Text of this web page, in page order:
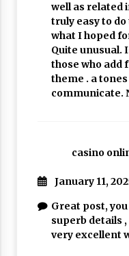
well as related
truly easy to
what I hoped
Quite unusual.
those who add
theme . a
communicate.
casino
January 11,
Great post,
superb details
very excellent